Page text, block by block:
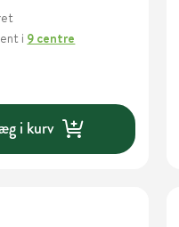
i 9 centre
i kurv